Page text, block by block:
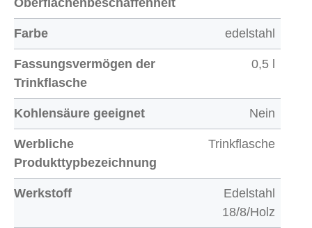
Oberflächenbeschaffenheit
Farbe edelstahl
Fassungsvermögen der
Trinkflasche
0,5 l
Kohlensäure geeignet Nein
Werbliche
Produkttypbezeichnung
Trinkflasche
Werkstoff
Edelstahl
18/8/Holz